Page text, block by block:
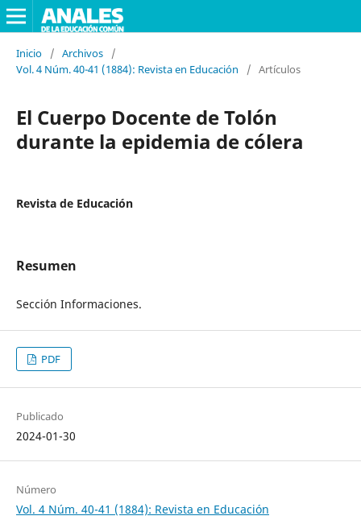
Inicio / Archivos
/
Vol. 4 Núm. 40-41 (1884): Revista en Educación
/ Artículos
El Cuerpo Docente de Tolón
durante la epidemia de cólera
Revista de Educación
Resumen
Sección Informaciones.
PDF
Publicado
2024-01-30
Número
Vol. 4 Núm. 40-41 (1884): Revista en Educación